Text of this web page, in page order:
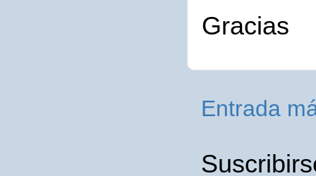
Gracias
Entrada